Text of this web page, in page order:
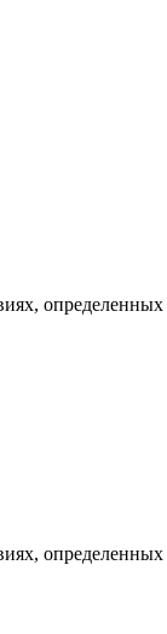
определенных
определенных